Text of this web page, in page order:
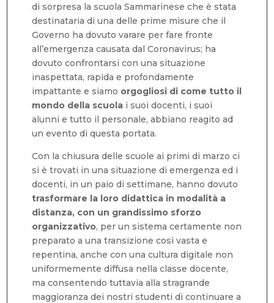
di sorpresa la scuola Sammarinese che è stata
destinataria di una delle prime misure che il
Governo ha dovuto varare per fare fronte
all’emergenza causata dal Coronavirus; ha
dovuto confrontarsi con una situazione
inaspettata, rapida e profondamente
impattante e siamo orgogliosi di come tutto il
mondo della scuola i suoi docenti, i suoi
alunni e tutto il personale, abbiano reagito ad
un evento di questa portata.
Con la chiusura delle scuole ai primi di marzo ci
si è trovati in una situazione di emergenza ed i
docenti, in un paio di settimane, hanno dovuto
trasformare la loro didattica in modalità a
distanza, con un grandissimo sforzo
organizzativo, per un sistema certamente non
preparato a una transizione così vasta e
repentina, anche con una cultura digitale non
uniformemente diffusa nella classe docente,
ma consentendo tuttavia alla stragrande
maggioranza dei nostri studenti di continuare a